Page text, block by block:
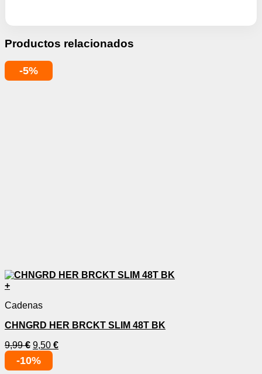
Productos relacionados
-5%
+
Cadenas
CHNGRD HER BRCKT SLIM 48T BK
9,99€ 9,50 €
-10%